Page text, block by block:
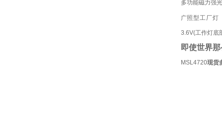
多功能磁力强
广照型工厂灯
3.6V(工作灯底
即使世界
MSL4720现货